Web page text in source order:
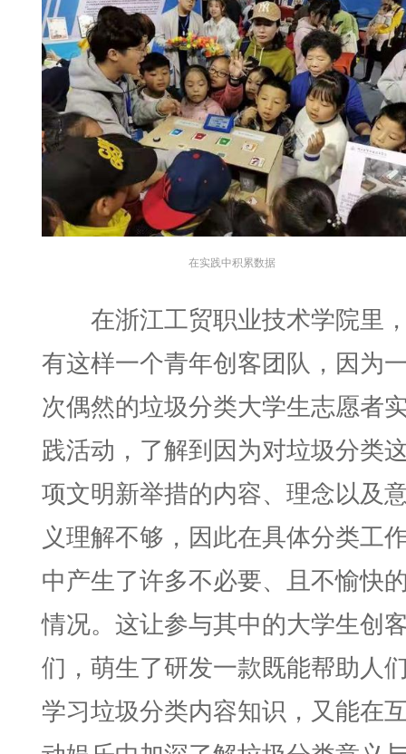
在实践中积累数据
在浙江工贸职业技术学院里
有这样一个青年创客团队，因为
次偶然的垃圾分类大学生志愿者
践活动，了解到因为对垃圾分类
项文明新举措的内容、理念以及
义理解不够，因此在具体分类工
中产生了许多不必要、且不愉快
情况。这让参与其中的大学生创
们，萌生了研发一款既能帮助人
学习垃圾分类内容知识，又能在